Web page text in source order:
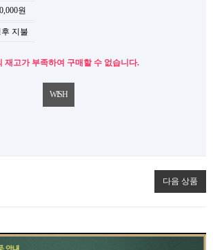
원
지불
재고가 부족하여 구매할 수 없습니다.
WISH
다음 상품